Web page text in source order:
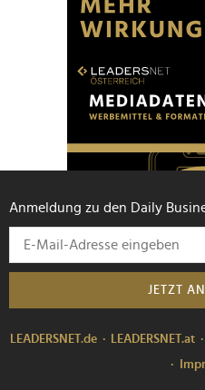
Anmeldung zu den Daily
JETZT
LEADERSNET.de LEADERSNET.at